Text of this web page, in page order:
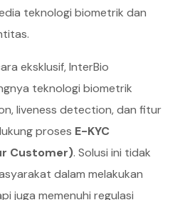
teknologi biometrik dan
eksklusif, InterBio
teknologi biometrik
liveness detection, dan fitur
proses E-KYC
Customer). Solusi ini tidak
dalam melakukan
juga memenuhi regulasi